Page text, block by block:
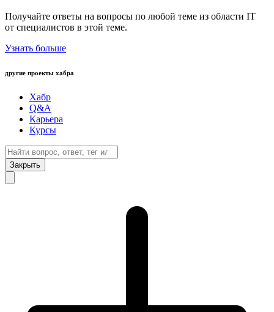
Получайте ответы на вопросы по любой теме из области IT
от специалистов в этой теме.
Узнать больше
другие проекты хабра
Хабр
Q&A
Карьера
Курсы
Закрыть